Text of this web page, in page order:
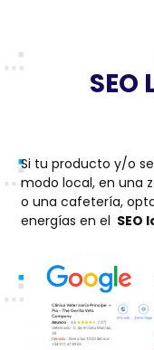
Si tu producto y/o
modo local, en una
o una cafetería,
energías en el SEO